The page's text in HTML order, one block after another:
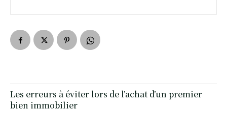
Les erreurs à éviter lors de l’achat d’un premier
bien immobilier